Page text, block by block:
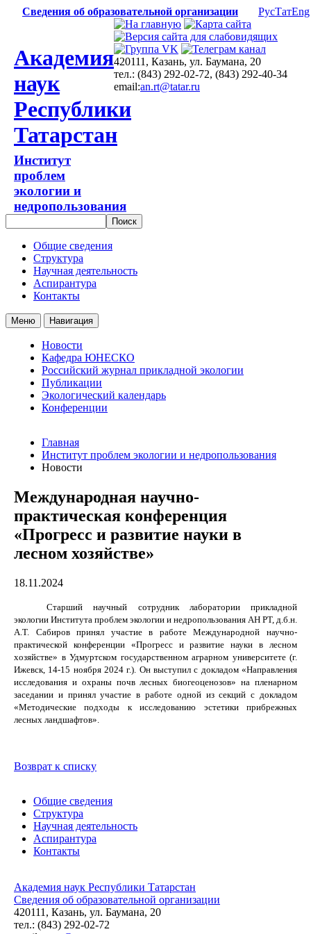
Сведения об образовательной организации РусТатEng
Академия
наук
Республики
Татарстан
Институт
проблем
экологии и
недропользования
420111, Казань, ул. Баумана, 20
тел.: (843) 292-02-72, (843) 292-40-34
email:an.rt@tatar.ru
Общие сведения
Структура
Научная деятельность
Аспирантура
Контакты
Меню Навигация
Новости
Кафедра ЮНЕСКО
Российский журнал прикладной экологии
Публикации
Экологический календарь
Конференции
Главная
Институт проблем экологии и недропользования
Новости
Международная научно-
практическая конференция
«Прогресс и развитие науки в
лесном хозяйстве»
18.11.2024
Старший научный сотрудник лаборатории прикладной
экологии Института проблем экологии и недропользования АН РТ, д.б.н.
А.Т. Сабиров принял участие в работе Международной научно-
практической конференции «Прогресс и развитие науки в лесном
хозяйстве» в Удмуртском государственном аграрном университете(г.
Ижевск, 14-15 ноября 2024 г.). Он выступил с докладом «Направления
исследования и охраны почв лесных биогеоценозов» на пленарном
заседании и принял участие в работе одной из секций с докладом
«Методические подходы к исследованию эстетики прибрежных
лесных ландшафтов».
Возврат к списку
Общие сведения
Структура
Научная деятельность
Аспирантура
Контакты
Академия наук Республики Татарстан
Сведения об образовательной организации
420111, Казань, ул. Баумана, 20
тел.: (843) 292-02-72